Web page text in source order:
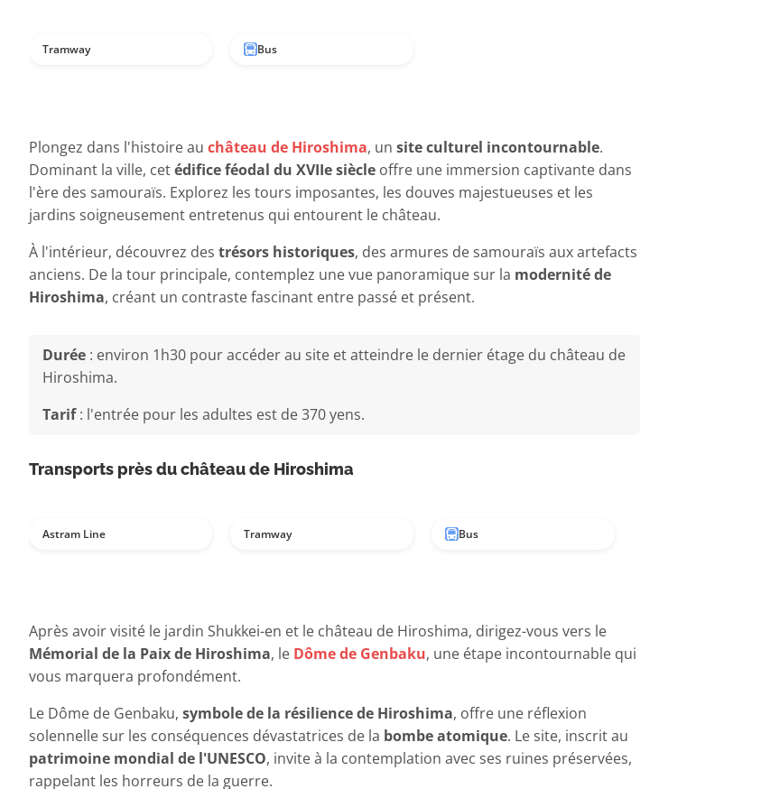
Tramway Bus
Plongez dans l'histoire auchâteau de Hiroshima, unsite culturel incontournable.
Dominant la ville, cetédifice féodal du XVIIe siècle offre une immersion captivante dans
l'ère des samouraïs. Explorez les tours imposantes, les douves majestueuses et les
jardins soigneusement entretenus qui entourent le château.
À l'intérieur, découvrez destrésors historiques, des armures de samouraïs aux artefacts
anciens. De la tour principale, contemplez une vue panoramique sur la modernité de
Hiroshima, créant un contraste fascinant entre passé et présent.
Durée : environ 1h30 pour accéder au site et atteindre le dernier étage du château de
Hiroshima.
Tarif: l'entrée pour les adultes est de370 yens.
Transports près du château de Hiroshima
Astram Line Tramway Bus
Après avoir visité le jardin Shukkei-en et le château de Hiroshima, dirigez-vous vers le
Mémorial de la Paix de Hiroshima, le Dôme de Genbaku, une étape incontournable qui
vous marquera profondément.
Le Dôme de Genbaku,symbole de la résilience de Hiroshima, offre une réflexion
solennelle sur les conséquences dévastatrices de la bombe atomique. Le site, inscrit au
patrimoine mondial de l'UNESCO, invite à la contemplation avec ses ruines préservées,
rappelant les horreurs de la guerre.